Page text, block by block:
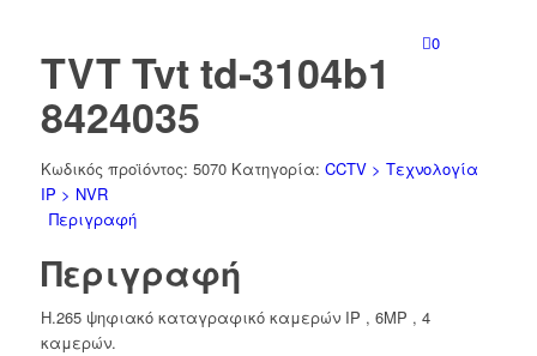
0
TVT Tvt td-3104b1
8424035
Κωδικός προϊόντος: 5070 Κατηγορία: CCTV > Τεχνολογία
IP > NVR
Περιγραφή
Περιγραφή
H.265 ψηφιακό καταγραφικό καμερών IP , 6MP , 4
καμερών.